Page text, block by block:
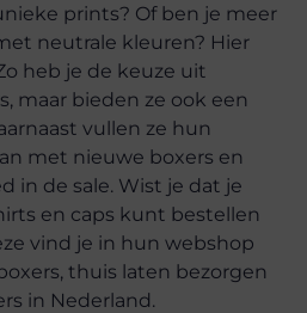
prints? Of ben je meer
neutrale kleuren? Hier
heb je de keuze uit
maar bieden ze ook een
vullen ze hun
met nieuwe boxers en
in de sale. Wist je dat je
en caps kunt bestellen
vind je in hun webshop
thuis laten bezorgen
in Nederland.